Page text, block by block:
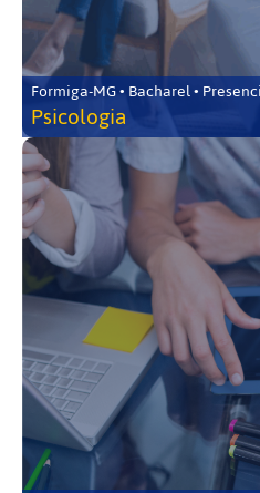
Formiga-MG • Bacharel •
Psicologia